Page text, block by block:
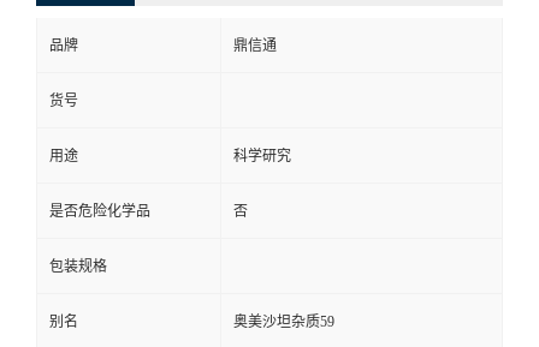
品牌 鼎信通
货号
用途 科学研究
是否危险化学品 否
包装规格
别名 奥美沙坦杂质59